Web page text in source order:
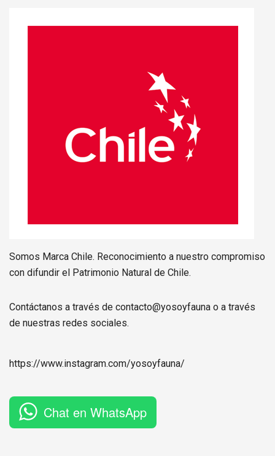
Somos Marca Chile. Reconocimiento a nuestro compromiso
con difundir el Patrimonio Natural de Chile.
Contáctanos a través de contacto@yosoyfauna o a través
de nuestras redes sociales.
https://www.instagram.com/yosoyfauna/
Chat en WhatsApp